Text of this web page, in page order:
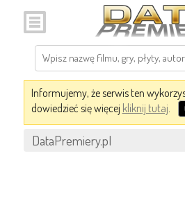
Informujemy, że serwis ten
dowiedzieć się więcej kliknij tutaj.
DataPremiery.pl